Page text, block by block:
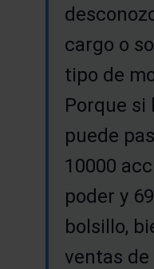
cargo o
tipo de
Porque si
puede
10000
poder y
bolsillo,
ventas